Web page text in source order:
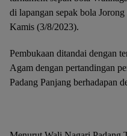
di lapangan sepak bola
Kamis (3/8/2023).
Pembukaan ditandai dengan
Agam dengan pertandingan
Padang Panjang berhadapan